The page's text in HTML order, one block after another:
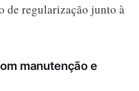
de regularização junto à
manutenção e